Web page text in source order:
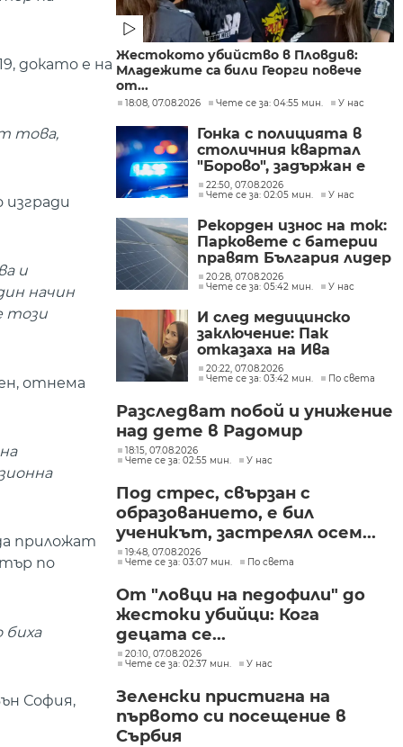
докато е на
това,
и
начин
този
отнема
приложат
по
София,
Жестокото убийство в Пловдив:
Младежите са били Георги повече
от...
18:08, 07.08.2026 Чете се за: 04:55 мин. У нас
Гонка с полицията в
столичния квартал
"Борово", задържан е
мъж, у когото са
намерени 460 000 евро
22:50, 07.08.2026
Чете се за: 02:05 мин.
У нас
Рекорден износ на ток:
Парковете с батерии
правят България лидер
на пазара
20:28, 07.08.2026
Чете се за: 05:42 мин.
У нас
И след медицинско
заключение: Пак
отказаха на Ива
Михайлова да се лекува
в България
20:22, 07.08.2026
Чете се за: 03:42 мин.
По света
Разследват побой и унижение
над дете в Радомир
18:15, 07.08.2026
Чете се за: 02:55 мин.
У нас
Под стрес, свързан с
образованието, е бил
ученикът, застрелял осем...
19:48, 07.08.2026
Чете се за: 03:07 мин.
По света
От "ловци на педофили" до
жестоки убийци: Кога
децата се...
20:10, 07.08.2026
Чете се за: 02:37 мин.
У нас
Зеленски пристигна на
първото си посещение в
Сърбия